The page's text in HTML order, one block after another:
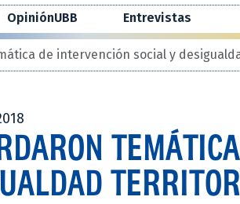
OpiniónUBB Entrevistas
de intervención social y